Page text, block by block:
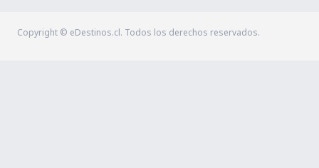
Copyright © eDestinos.cl. Todos los derechos reservados.